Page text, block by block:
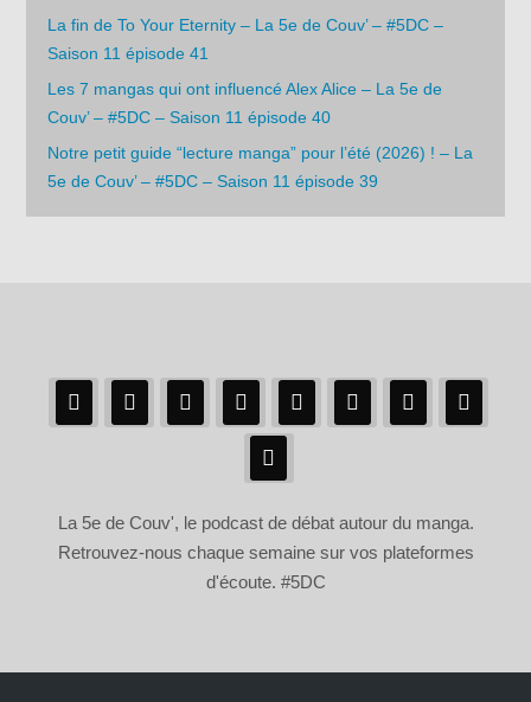
La fin de To Your Eternity – La 5e de Couv’ – #5DC –
Saison 11 épisode 41
Les 7 mangas qui ont influencé Alex Alice – La 5e de
Couv’ – #5DC – Saison 11 épisode 40
Notre petit guide “lecture manga” pour l’été (2026) ! – La
5e de Couv’ – #5DC – Saison 11 épisode 39
La 5e de Couv', le podcast de débat autour du manga.
Retrouvez-nous chaque semaine sur vos plateformes
d'écoute. #5DC